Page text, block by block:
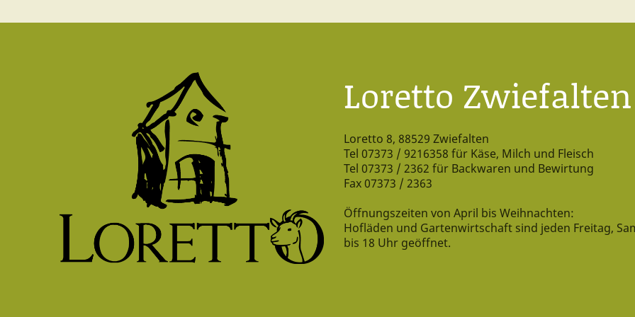
Loretto Zwiefalten
Loretto 8, 88529 Zwiefalten
Tel 07373 / 9216358 für Käse, Milch und Fleisch
Tel 07373 / 2362 für Backwaren und Bewirtung
Fax 07373 / 2363
Öffnungszeiten von April bis Weihnachten:
Hofläden und Gartenwirtschaft sind jeden Freitag,
bis 18 Uhr geöffnet.